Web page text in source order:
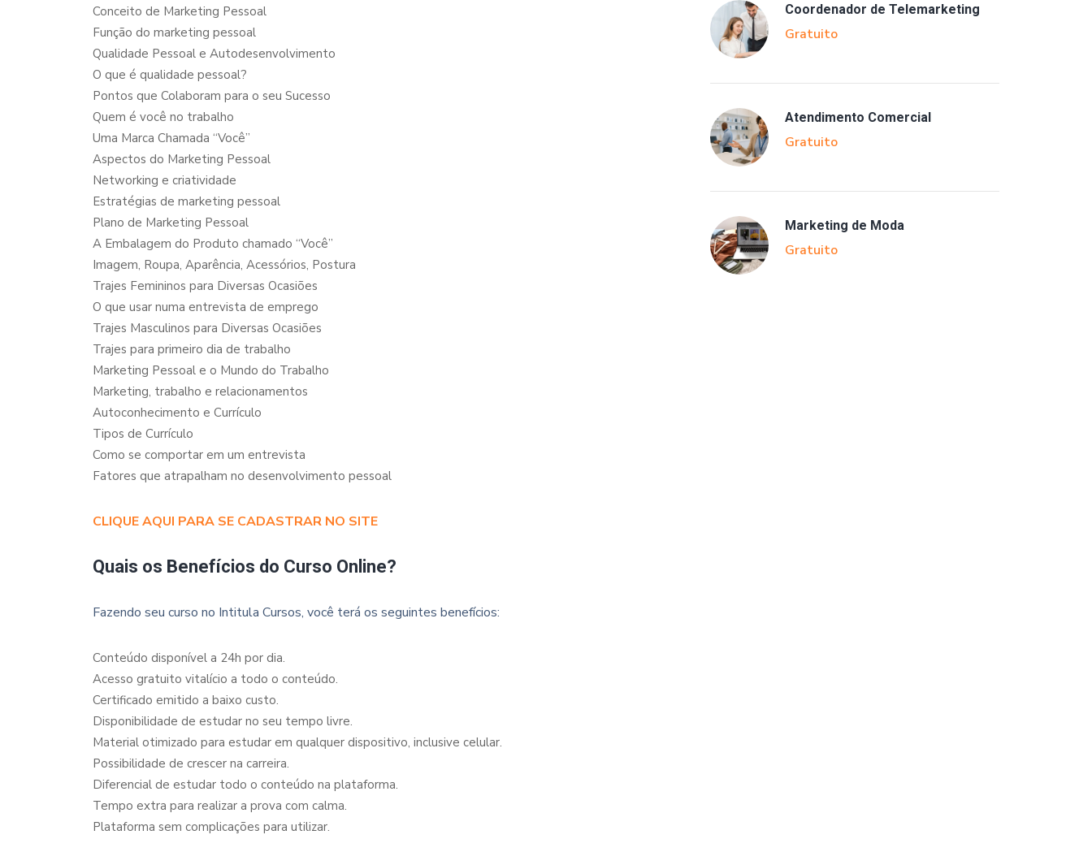
Conceito de Marketing Pessoal
Função do marketing pessoal
Qualidade Pessoal e Autodesenvolvimento
O que é qualidade pessoal?
Pontos que Colaboram para o seu Sucesso
Quem é você no trabalho
Uma Marca Chamada “Você”
Aspectos do Marketing Pessoal
Networking e criatividade
Estratégias de marketing pessoal
Plano de Marketing Pessoal
A Embalagem do Produto chamado “Você”
Imagem, Roupa, Aparência, Acessórios, Postura
Trajes Femininos para Diversas Ocasiões
O que usar numa entrevista de emprego
Trajes Masculinos para Diversas Ocasiões
Trajes para primeiro dia de trabalho
Marketing Pessoal e o Mundo do Trabalho
Marketing, trabalho e relacionamentos
Autoconhecimento e Currículo
Tipos de Currículo
Como se comportar em um entrevista
Fatores que atrapalham no desenvolvimento pessoal
CLIQUE AQUI PARA SE CADASTRAR NO SITE
Quais os Benefícios do Curso Online?
Fazendo seu curso no Intitula Cursos, você terá os seguintes benefícios:
Conteúdo disponível a 24h por dia.
Acesso gratuito vitalício a todo o conteúdo.
Certificado emitido a baixo custo.
Disponibilidade de estudar no seu tempo livre.
Material otimizado para estudar em qualquer dispositivo, inclusive celular.
Possibilidade de crescer na carreira.
Diferencial de estudar todo o conteúdo na plataforma.
Tempo extra para realizar a prova com calma.
Plataforma sem complicações para utilizar.
Coordenador de Telemarketing
Gratuito
Atendimento Comercial
Gratuito
Marketing de Moda
Gratuito